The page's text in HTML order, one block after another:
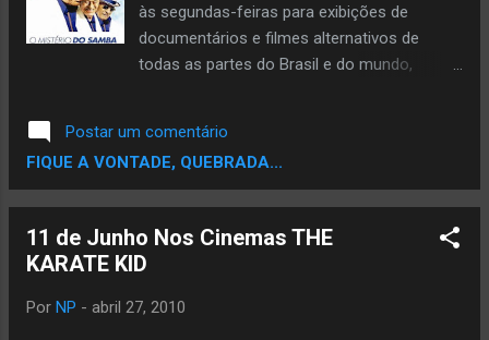
às segundas-feiras para exibições de
documentários e filmes alternativos de
todas as partes do Brasil e do mundo,
ao cinema produzido pelos jovensda região,
e levar cidadania através da sétima arte. As
exibições ficam por conta da Paco´s Vídeo.
conta com um lanterninha vestido a caráter
para dar um charme especial no projeto. A
Entrada é franca. A Pipoca é grátis. E a lua
Postar um comentário
FIQUE A VONTADE, QUEBRADA...
11 de Junho Nos Cinemas THE
KARATE KID
Por NP - abril 27, 2010